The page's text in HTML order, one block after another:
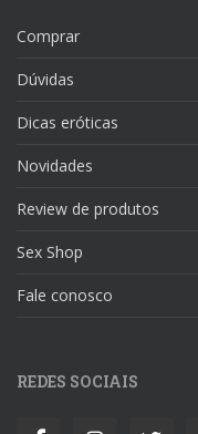
Comprar
Dúvidas
Dicas eróticas
Novidades
Review de produtos
Sex Shop
Fale conosco
REDES SOCIAIS